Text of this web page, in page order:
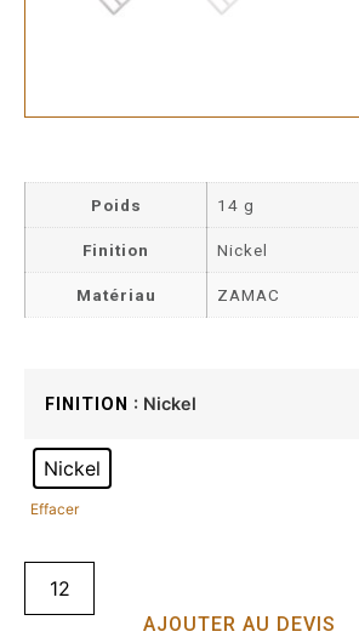
Poids 14 g
Finition Nickel
Matériau ZAMAC
FINITION : Nickel
Nickel
Effacer
AJOUTER AU DEVIS